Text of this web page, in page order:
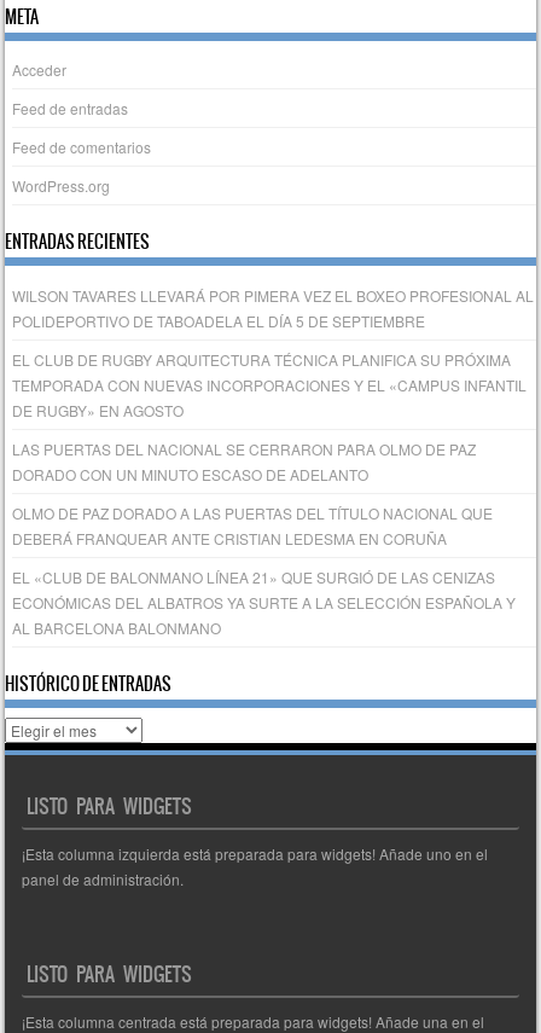
META
Acceder
Feed de entradas
Feed de comentarios
WordPress.org
ENTRADAS RECIENTES
WILSON TAVARES LLEVARÁ POR PIMERA VEZ EL BOXEO PROFESIONAL AL
POLIDEPORTIVO DE TABOADELA EL DÍA 5 DE SEPTIEMBRE
EL CLUB DE RUGBY ARQUITECTURA TÉCNICA PLANIFICA SU PRÓXIMA
TEMPORADA CON NUEVAS INCORPORACIONES Y EL «CAMPUS INFANTIL
DE RUGBY» EN AGOSTO
LAS PUERTAS DEL NACIONAL SE CERRARON PARA OLMO DE PAZ
DORADO CON UN MINUTO ESCASO DE ADELANTO
OLMO DE PAZ DORADO A LAS PUERTAS DEL TÍTULO NACIONAL QUE
DEBERÁ FRANQUEAR ANTE CRISTIAN LEDESMA EN CORUÑA
EL «CLUB DE BALONMANO LÍNEA 21» QUE SURGIÓ DE LAS CENIZAS
ECONÓMICAS DEL ALBATROS YA SURTE A LA SELECCIÓN ESPAÑOLA Y
AL BARCELONA BALONMANO
HISTÓRICO DE ENTRADAS
Histórico
de
LISTO PARA WIDGETS
¡Esta columna izquierda está preparada para widgets! Añade uno en el
panel de administración.
LISTO PARA WIDGETS
¡Esta columna centrada está preparada para widgets! Añade una en el